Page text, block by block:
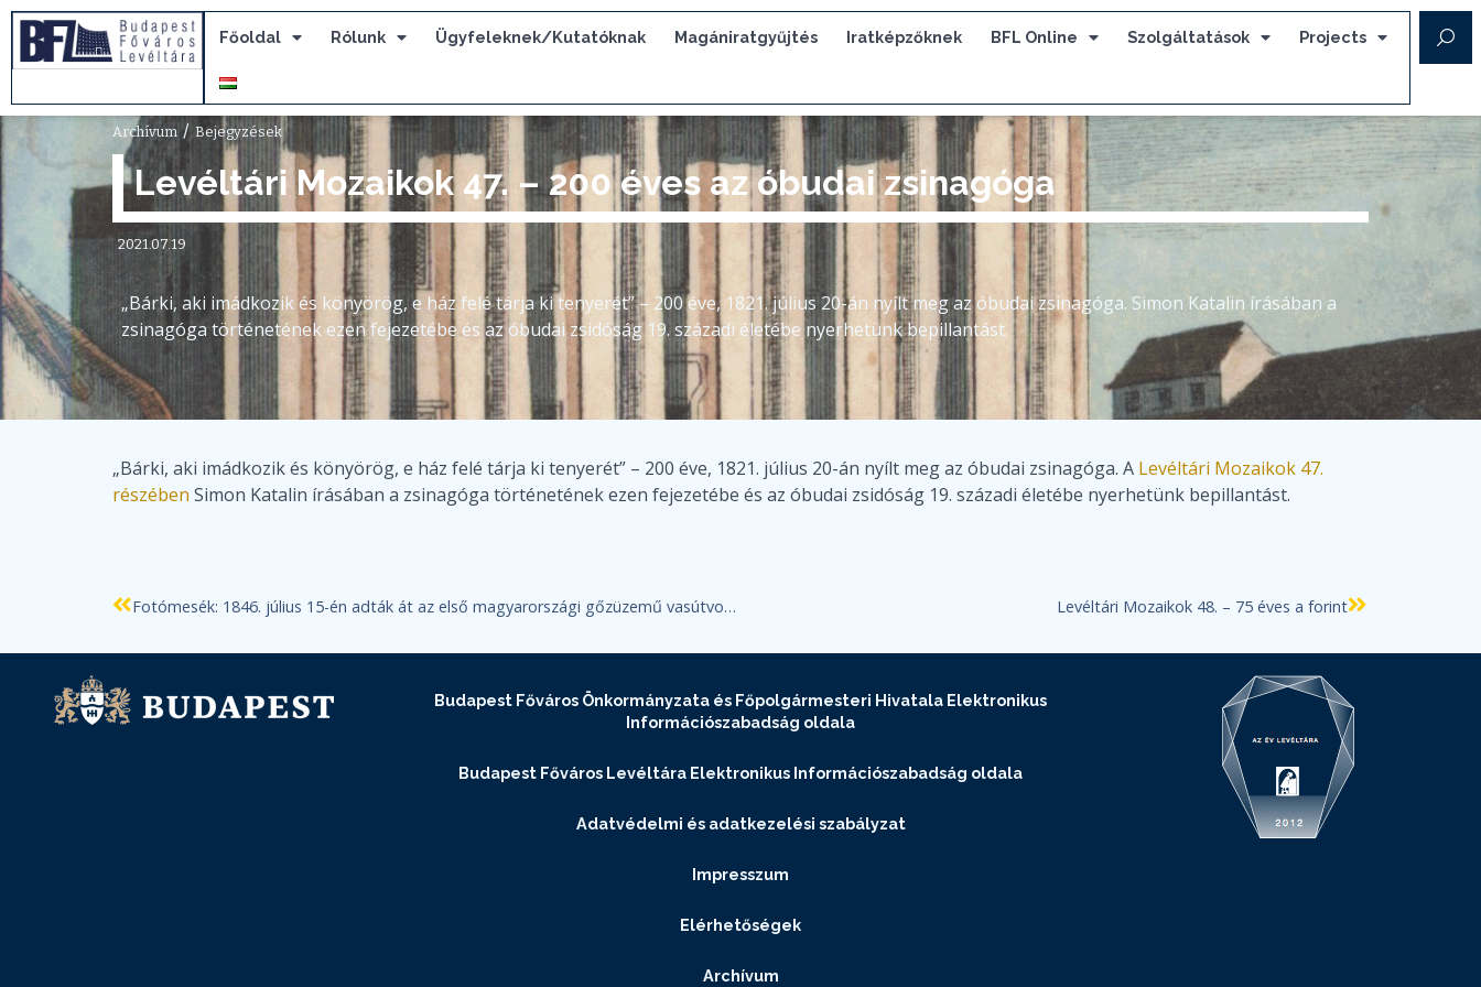
Főoldal Rólunk Ügyfeleknek/Kutatóknak Magániratgyűjtés Iratképzőknek BFL Online Szolgáltatások Projects
Archívum / Bejegyzések
Levéltári Mozaikok 47. – 200 éves az óbudai zsinagóga
2021.07.19
„Bárki, aki imádkozik és könyörög, e ház felé tárja ki tenyerét” – 200 éve, 1821. július 20-án nyílt meg az óbudai zsinagóga. Simon Katalin írásában a
zsinagóga történetének ezen fejezetébe és az óbudai zsidóság 19. századi életébe nyerhetünk bepillantást.
„Bárki, aki imádkozik és könyörög, e ház felé tárja ki tenyerét” – 200 éve, 1821. július 20-án nyílt meg az óbudai zsinagóga. A Levéltári Mozaikok 47.
részében Simon Katalin írásában a zsinagóga történetének ezen fejezetébe és az óbudai zsidóság 19. századi életébe nyerhetünk bepillantást.
Fotómesék: 1846. július 15-én adták át az első magyarországi gőzüzemű vasútvonalat Levéltári Mozaikok 48. – 75 éves a forint
Budapest Főváros Önkormányzata és Főpolgármesteri Hivatala Elektronikus
Információszabadság oldala
Budapest Főváros Levéltára Elektronikus Információszabadság oldala
Adatvédelmi és adatkezelési szabályzat
Impresszum
Elérhetőségek
Archívum